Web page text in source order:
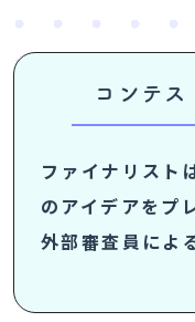
コンテ
ファイナリスト
のアイデアをプ
外部審査員によ